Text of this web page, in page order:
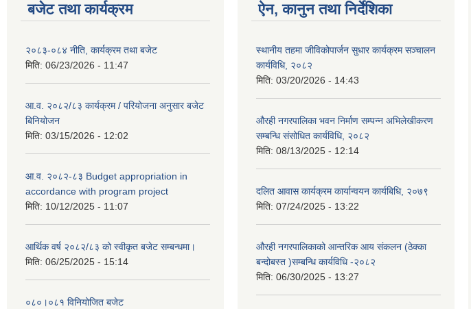
बजेट तथा कार्यक्रम
२०८३-०८४ नीति, कार्यक्रम तथा बजेट
मिति: 06/23/2026 - 11:47
आ.व. २०८२/८३ कार्यक्रम / परियोजना अनुसार बजेट
बिनियोजन
मिति: 03/15/2026 - 12:02
आ.व. २०८२-८३ Budget appropriation in
accordance with program project
मिति: 10/12/2025 - 11:07
आर्थिक वर्ष २०८२/८३ को स्वीकृत बजेट सम्बन्धमा।
मिति: 06/25/2025 - 15:14
०८०।०८१ विनियोजित बजेट
ऐन, कानुन तथा निर्देशिका
स्थानीय तहमा जीविकोपार्जन सुधार कार्यक्रम सञ्चालन
कार्यविधि, २०८२
मिति: 03/20/2026 - 14:43
औरही नगरपालिका भवन निर्माण सम्पन्न अभिलेखीकरण
सम्बन्धि संसोधित कार्यविधि, २०८२
मिति: 08/13/2025 - 12:14
दलित आवास कार्यक्रम कार्यान्वयन कार्यबिधि, २०७९
मिति: 07/24/2025 - 13:22
औरही नगरपालिकाको आन्तरिक आय संकलन (ठेक्का
बन्दोबस्त )सम्बन्धि कार्यविधि -२०८२
मिति: 06/30/2025 - 13:27